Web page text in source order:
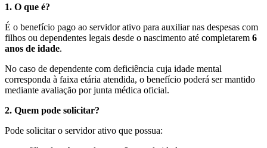
1. O que é?
É o benefício pago ao servidor ativo para auxiliar nas despesas com
filhos ou dependentes legais desde o nascimento até completarem 6
anos de idade.
No caso de dependente com deficiência cuja idade mental
corresponda à faixa etária atendida, o benefício poderá ser mantido
mediante avaliação por junta médica oficial.
2. Quem pode solicitar?
Pode solicitar o servidor ativo que possua: